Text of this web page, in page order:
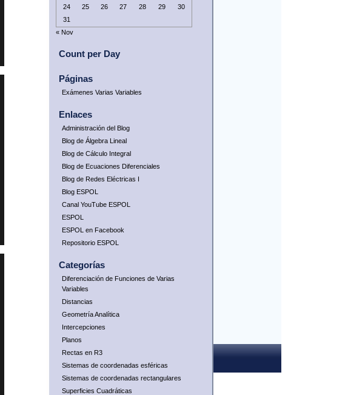
24
25 26 27 28 29
30
31
« Nov
Count per Day
Páginas
Exámenes Varias Variables
Enlaces
Administración del Blog
Blog de Álgebra Lineal
Blog de Cálculo Integral
Blog de Ecuaciones Diferenciales
Blog de Redes Eléctricas I
Blog ESPOL
Canal YouTube ESPOL
ESPOL
ESPOL en Facebook
Repositorio ESPOL
Categorías
Diferenciación de Funciones de Varias
Variables
Distancias
Geometría Analítica
Intercepciones
Planos
Rectas en R3
Sistemas de coordenadas esféricas
Sistemas de coordenadas rectangulares
Superficies Cuadráticas